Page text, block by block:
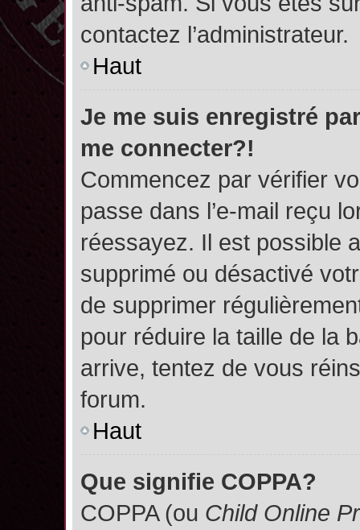
contactez l’administrateur.
Haut
Je me suis enregistré
me connecter?!
Commencez par vérifier
passe dans l’e-mail reçu
réessayez. Il est possible
supprimé ou désactivé
de supprimer
pour réduire la taille de la
arrive, tentez de vous
forum.
Haut
Que signifie COPPA?
COPPA (ou Child Online